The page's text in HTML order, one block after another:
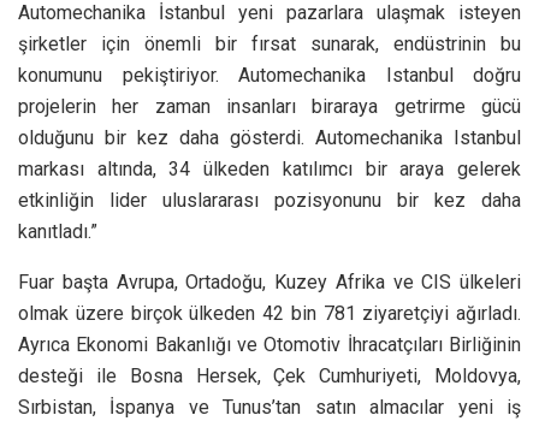
Automechanika İstanbul yeni pazarlara ulaşmak isteyen
şirketler için önemli bir fırsat sunarak, endüstrinin bu
konumunu pekiştiriyor. Automechanika Istanbul doğru
projelerin her zaman insanları biraraya getrirme gücü
olduğunu bir kez daha gösterdi. Automechanika Istanbul
markası altında, 34 ülkeden katılımcı bir araya gelerek
etkinliğin lider uluslararası pozisyonunu bir kez daha
kanıtladı.”
Fuar başta Avrupa, Ortadoğu, Kuzey Afrika ve CIS ülkeleri
olmak üzere birçok ülkeden 42 bin 781 ziyaretçiyi ağırladı.
Ayrıca Ekonomi Bakanlığı ve Otomotiv İhracatçıları Birliğinin
desteği ile Bosna Hersek, Çek Cumhuriyeti, Moldovya,
Sırbistan, İspanya ve Tunus’tan satın almacılar yeni iş